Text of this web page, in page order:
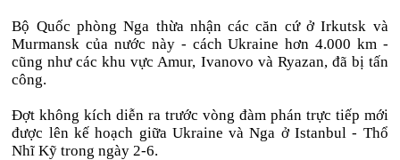
Bộ Quốc phòng Nga thừa nhận các căn cứ ở Irkutsk và
Murmansk của nước này - cách Ukraine hơn 4.000 km -
cũng như các khu vực Amur, Ivanovo và Ryazan, đã bị tấn
công.
Đợt không kích diễn ra trước vòng đàm phán trực tiếp mới
được lên kế hoạch giữa Ukraine và Nga ở Istanbul - Thổ
Nhĩ Kỹ trong ngày 2-6.